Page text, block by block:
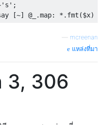
mcreenan
แหล่งที่มา
3, 306